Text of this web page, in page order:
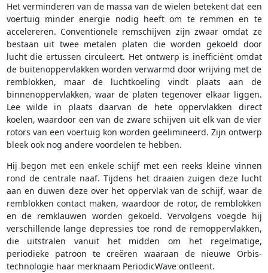
Het verminderen van de massa van de wielen betekent dat een
voertuig minder energie nodig heeft om te remmen en te
accelereren. Conventionele remschijven zijn zwaar omdat ze
bestaan uit twee metalen platen die worden gekoeld door
lucht die ertussen circuleert. Het ontwerp is inefficiënt omdat
de buitenoppervlakken worden verwarmd door wrijving met de
remblokken, maar de luchtkoeling vindt plaats aan de
binnenoppervlakken, waar de platen tegenover elkaar liggen.
Lee wilde in plaats daarvan de hete oppervlakken direct
koelen, waardoor een van de zware schijven uit elk van de vier
rotors van een voertuig kon worden geëlimineerd. Zijn ontwerp
bleek ook nog andere voordelen te hebben.
Hij begon met een enkele schijf met een reeks kleine vinnen
rond de centrale naaf. Tijdens het draaien zuigen deze lucht
aan en duwen deze over het oppervlak van de schijf, waar de
remblokken contact maken, waardoor de rotor, de remblokken
en de remklauwen worden gekoeld. Vervolgens voegde hij
verschillende lange depressies toe rond de remoppervlakken,
die uitstralen vanuit het midden om het regelmatige,
periodieke patroon te creëren waaraan de nieuwe Orbis-
technologie haar merknaam PeriodicWave ontleent.